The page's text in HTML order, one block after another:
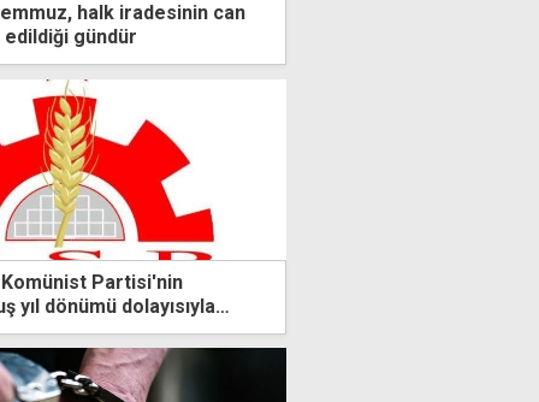
halk iradesinin can
edildiği gündür
Komünist Partisi'nin
yıl dönümü dolayısıyla